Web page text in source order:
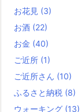
お花見 (3)
お酒 (22)
お金 (40)
ご近所 (1)
ご近所さん (10)
ふるさと納税 (8)
ウォーキング (13)